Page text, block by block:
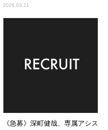
2026.03.21
《急募》深町健哉、専属アシス